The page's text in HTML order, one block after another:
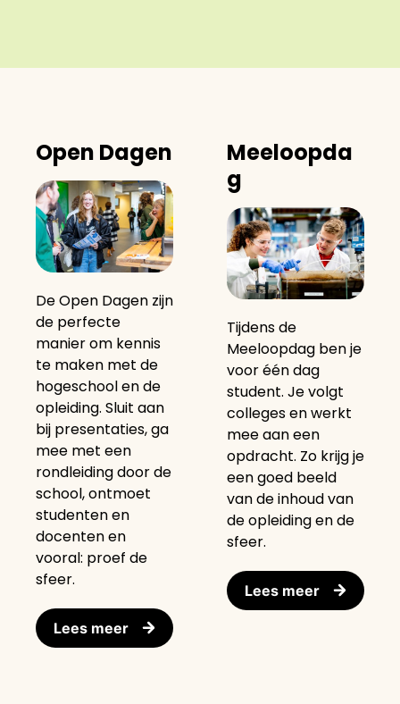
Open Dagen
De Open Dagen zijn
de perfecte
manier om kennis
te maken met de
hogeschool en de
opleiding. Sluit aan
bij presentaties, ga
mee met een
rondleiding door de
school, ontmoet
studenten en
docenten en
vooral: proef de
sfeer.
Lees meer
Meeloopda
g
Tijdens de
Meeloopdag ben je
voor één dag
student. Je volgt
colleges en werkt
mee aan een
opdracht. Zo krijg je
een goed beeld
van de inhoud van
de opleiding en de
sfeer.
Lees meer